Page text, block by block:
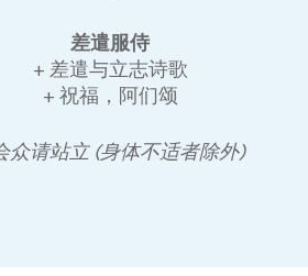
差遣服侍
+ 差遣与立志诗歌
+ 祝福，阿们颂
众请站立 (身体不适者除外)